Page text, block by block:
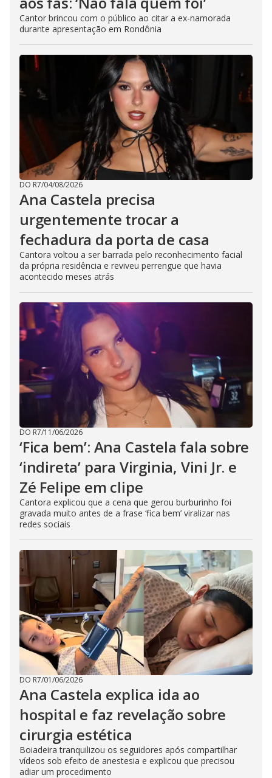
Cantor brincou com o público ao citar a ex-namorada
durante apresentação em Rondônia
DO R7/04/08/2026
Ana Castela precisa
urgentemente trocar a
fechadura da porta de casa
Cantora voltou a ser barrada pelo reconhecimento facial
da própria residência e reviveu perrengue que havia
acontecido meses atrás
DO R7/11/06/2026
‘Fica bem’: Ana Castela fala sobre
‘indireta’ para Virginia, Vini Jr. e
Zé Felipe em clipe
Cantora explicou que a cena que gerou burburinho foi
gravada muito antes de a frase ‘fica bem’ viralizar nas
redes sociais
DO R7/01/06/2026
Ana Castela explica ida ao
hospital e faz revelação sobre
cirurgia estética
Boiadeira tranquilizou os seguidores após compartilhar
vídeos sob efeito de anestesia e explicou que precisou
adiar um procedimento